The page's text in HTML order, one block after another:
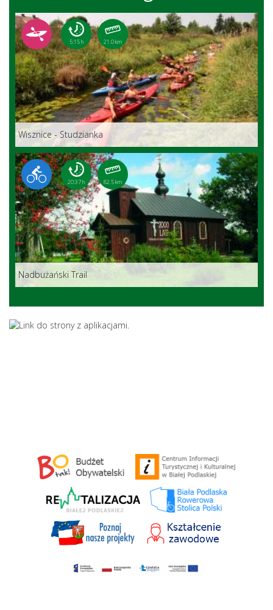
5:15 h 21.0 km
Wisznice - Studzianka
20:37 h 82.5 km
Nadbużański Trail